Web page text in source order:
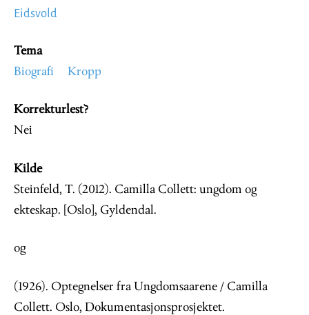
Eidsvold
Tema
Biografi
Kropp
Korrekturlest?
Nei
Kilde
Steinfeld, T. (2012). Camilla Collett: ungdom og
ekteskap. [Oslo], Gyldendal.
og
(1926). Optegnelser fra Ungdomsaarene / Camilla
Collett. Oslo, Dokumentasjonsprosjektet.